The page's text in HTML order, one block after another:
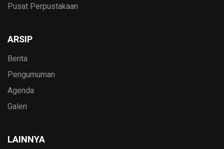
Pusat Perpustakaan
ARSIP
Berita
Pengumuman
Agenda
Galeri
LAINNYA